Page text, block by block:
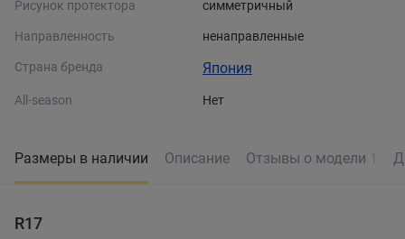
Рисунок протектора симметричный
Направленность ненаправленные
Страна бренда Япония
All-season Нет
Размеры в наличии Описание Отзывы о модели 1
R17